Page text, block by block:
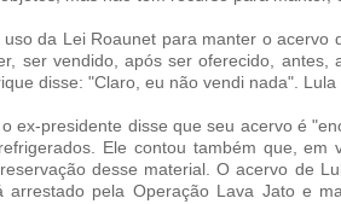
da Lei Roaunet para manter o
ser vendido, após ser oferecido, antes,
disse: "Claro, eu não vendi nada". Lula
ex-presidente disse que seu acervo é
Ele contou também que,
desse material. O acervo de
arrestado pela Operação Lava Jato e